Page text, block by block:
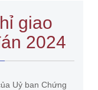
giao
2024
Uỷ ban Chứng